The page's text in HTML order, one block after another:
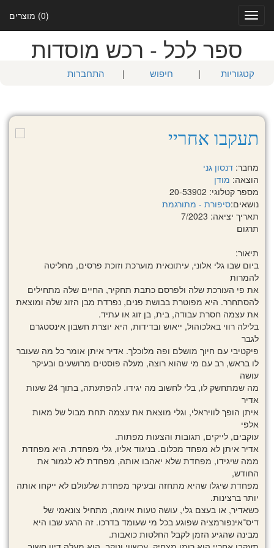
(0) מוצרים
Toggle
navigation
ספר לכל - רכש מוסדות
קטגוריות | חיפוש | התחברות
תעקבו אחריי
מחבר: דנסון גני
הוצאה: מודן
מספר קטלוגי: 20-53902
נושאים:סיפורת - מתורגמת
תאריך יציאה: 7/2023
תרגום
תיאור:
ביום שבו גלי אלוני, עיתונאית מוערכת וזוכת פרסים, מחליטה
להמרות
את פי העורכת שלה ולפרסם כתבת תחקיר, החיים שלה מתחילים
להסתחרר. היא מפוטרת בבושת פנים, נפרדת מבן הזוג שלה ומוצאת
את עצמה חסרת עבודה, בית, בן זוג או עתיד.
בלילה רווי באלכוהול, ייאוש ובדידות, היא יוצרת חשבון אינסטגרם
לגבר
פיקטיבי עם חיוך מושלם ופה מלוכלך. אדיר איתן אומר כל מה שעובר
לו בראש, רב עם מי שהוא רוצה, מעלה פוסטים מרושעים ובעיקר
עושה
מה שמתחשק לו, בלי לחשוב מה יגידו. להפתעתה, בתוך 24 שעות
אדיר
איתן הופך לוויראלי, וגלי מוצאת את עצמה תחת מבול של מאות
אלפי
עוקבים, לייקים, תגובות והצעות מפתות.
אדיר איתן לא מפחד מכלום. בניגוד אליו, גלי מפחדת. היא מפחדת
ממה שיגידו, מפחדת שלא יאהבו אותה, מפחדת לא לגמור את
החודש,
מפחדת שיגלו שהיא מתחזה ובעיקר מפחדת שלעולם לא ייקחו אותה
יותר ברצינות.
כשאדיר, או בעצם גלי, עושה טעות איומה, מתחיל צונאמי של
דיס־אינפורמציה שפוגע בכל מי שעומד בדרכו. זה הרגע שבו היא
מבינה שהגיע הזמן לקבל החלטות כואבות.